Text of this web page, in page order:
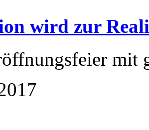
wird zur
mit